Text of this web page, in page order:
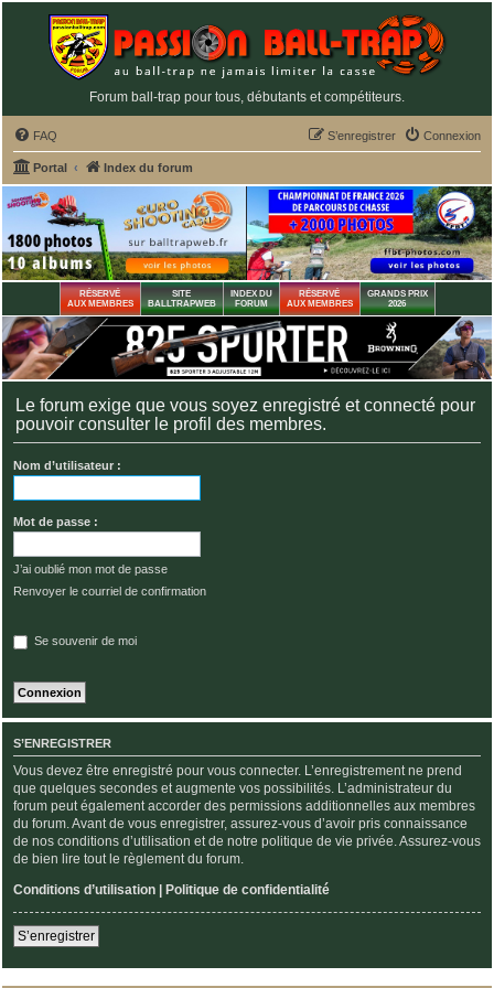
Forum ball-trap pour tous, débutants et compétiteurs.
FAQ Connexion
S’enregistrer
Portal Index du forum
RÉSERVÉ
AUX MEMBRES
SITE
BALLTRAPWEB
INDEX DU
FORUM
RÉSERVÉ
AUX MEMBRES
GRANDS PRIX
2026
Le forum exige que vous soyez enregistré et connecté pour
pouvoir consulter le profil des membres.
Nom d’utilisateur :
Mot de passe :
J’ai oublié mon mot de passe
Renvoyer le courriel de confirmation
Se souvenir de moi
S’ENREGISTRER
Vous devez être enregistré pour vous connecter. L’enregistrement ne prend
que quelques secondes et augmente vos possibilités. L’administrateur du
forum peut également accorder des permissions additionnelles aux membres
du forum. Avant de vous enregistrer, assurez-vous d’avoir pris connaissance
de nos conditions d’utilisation et de notre politique de vie privée. Assurez-vous
de bien lire tout le règlement du forum.
Conditions d’utilisation
Politique de confidentialité
S’enregistrer